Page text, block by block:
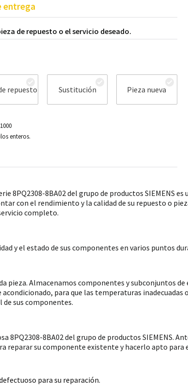
entrega
de repuesto o el servicio deseado.
repuesto Sustitución Pieza nueva
enteros.
8PQ2308-8BA02 del grupo de productos SIEMENS
con el rendimiento y la calidad de su repuesto o
completo.
y el estado de sus componentes en varios puntos
pieza. Almacenamos componentes y subconjuntos
para que las temperaturas inadecuadas
sus componentes.
8PQ2308-8BA02 del grupo de productos SIEMENS.
reparar su componente existente y hacerlo apto para
para su reparación.